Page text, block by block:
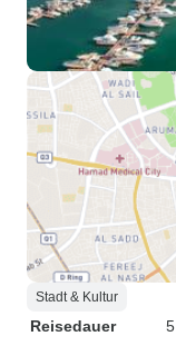
Stadt & Kultur
Reisedauer